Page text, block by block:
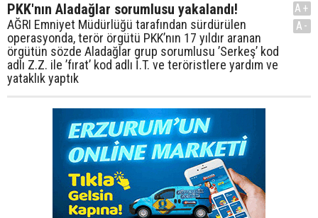
PKK'nın Aladağlar sorumlusu yakalandı!
AĞRI Emniyet Müdürlüğü tarafından sürdürülen
operasyonda, terör örgütü PKK’nın 17 yıldır aranan
örgütün sözde Aladağlar grup sorumlusu ’Serkeş’ kod
adlı Z.Z. ile ’fırat’ kod adlı İ.T. ve teröristlere yardım ve
yataklık yaptık
A+
A-